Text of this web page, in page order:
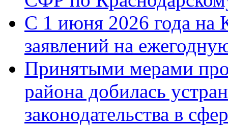
С 1 июня 2026 года на
заявлений на
Принятыми мерами
района добилась
законодательства в